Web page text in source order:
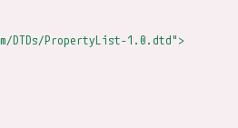
DTDs/PropertyList-1.0.dtd">